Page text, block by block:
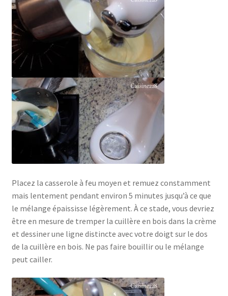
Placez la casserole à feu moyen et remuez constamment
mais lentement pendant environ 5 minutes jusqu’à ce que
le mélange épaississe légèrement. À ce stade, vous devriez
être en mesure de tremper la cuillère en bois dans la crème
et dessiner une ligne distincte avec votre doigt sur le dos
de la cuillère en bois. Ne pas faire bouillir ou le mélange
peut cailler.